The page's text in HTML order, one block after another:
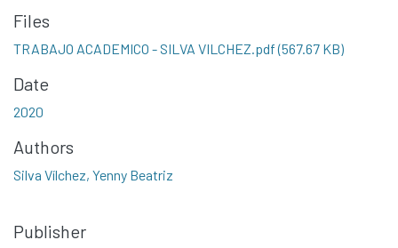
Files
TRABAJO ACADEMICO - SILVA VILCHEZ.pdf(567.67 KB)
Date
2020
Authors
Silva Vílchez, Yenny Beatriz
Publisher